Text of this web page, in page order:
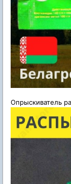
Опрыскиватель